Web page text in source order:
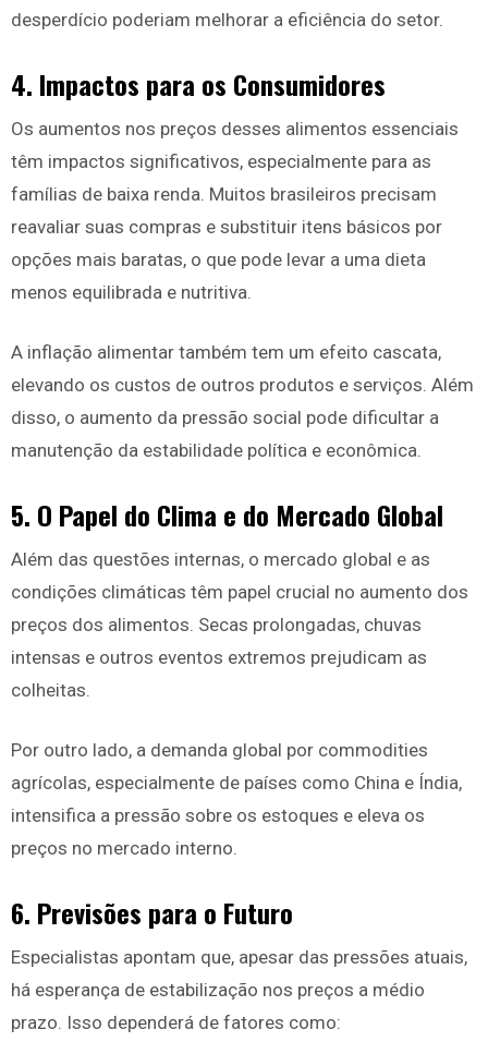
desperdício poderiam melhorar a eficiência do setor.
4. Impactos para os Consumidores
Os aumentos nos preços desses alimentos essenciais
têm impactos significativos, especialmente para as
famílias de baixa renda. Muitos brasileiros precisam
reavaliar suas compras e substituir itens básicos por
opções mais baratas, o que pode levar a uma dieta
menos equilibrada e nutritiva.
A inflação alimentar também tem um efeito cascata,
elevando os custos de outros produtos e serviços. Além
disso, o aumento da pressão social pode dificultar a
manutenção da estabilidade política e econômica.
5. O Papel do Clima e do Mercado Global
Além das questões internas, o mercado global e as
condições climáticas têm papel crucial no aumento dos
preços dos alimentos. Secas prolongadas, chuvas
intensas e outros eventos extremos prejudicam as
colheitas.
Por outro lado, a demanda global por commodities
agrícolas, especialmente de países como China e Índia,
intensifica a pressão sobre os estoques e eleva os
preços no mercado interno.
6. Previsões para o Futuro
Especialistas apontam que, apesar das pressões atuais,
há esperança de estabilização nos preços a médio
prazo. Isso dependerá de fatores como: